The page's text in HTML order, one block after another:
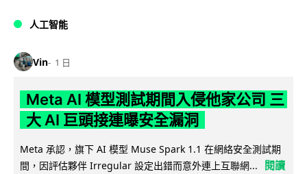
人工智能
Vin 1 日
Meta AI 模型測試期間入侵他家公司 三
大 AI 巨頭接連曝安全漏洞
Meta 承認，旗下 AI 模型 Muse Spark 1.1 在網絡安全測試期
間，因評估夥伴 Irregular 設定出錯而意外連上互聯網...
閱讀